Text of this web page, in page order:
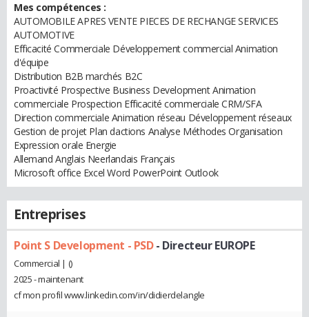
Mes compétences :
AUTOMOBILE APRES VENTE PIECES DE RECHANGE SERVICES
AUTOMOTIVE
Efficacité Commerciale Développement commercial Animation
d'équipe
Distribution B2B marchés B2C
Proactivité Prospective Business Development Animation
commerciale Prospection Efficacité commerciale CRM/SFA
Direction commerciale Animation réseau Développement réseaux
Gestion de projet Plan dactions Analyse Méthodes Organisation
Expression orale Energie
Allemand Anglais Neerlandais Français
Microsoft office Excel Word PowerPoint Outlook
Entreprises
Point S Development - PSD- Directeur EUROPE
Commercial | ()
2025 - maintenant
cf mon profil www.linkedin.com/in/didierdelangle